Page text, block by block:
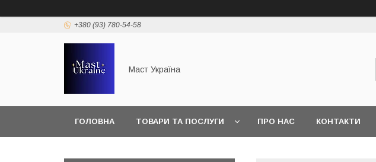
+380 (93) 780-54-58
Маст Україна
ГОЛОВНА ТОВАРИ ТА ПОСЛУГИ ПРО НАС КОНТАКТИ